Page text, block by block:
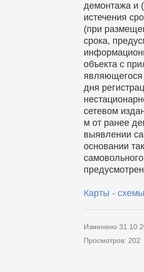
демонтажа и
истечения
(при
срока,
объекта с
являющегося
дня
сетевом
м от ранее
выявлении
основании
Карты - схемы
Изменено
Просмотров: 202